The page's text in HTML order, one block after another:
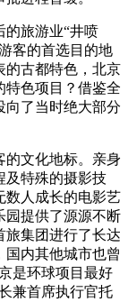
旅游业“井喷
客的首选目的地
的古都特色，北京
特色项目？借鉴全
向了当时绝大部分
文化地标。亲身
及特殊的摄影技
人成长的电影艺
园提供了源源不断
旅集团进行了长达
国内其他城市也曾
是环球项目最好
兼首席执行官托